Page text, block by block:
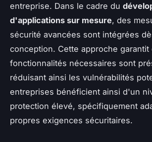
entreprise. Dans le cadre du
d'applications sur mesure, des
sécurité avancées sont intégrées
conception. Cette approche
fonctionnalités nécessaires sont
réduisant ainsi les vulnérabilités
entreprises bénéficient ainsi d'un
protection élevé, spécifiquement
propres exigences sécuritaires.